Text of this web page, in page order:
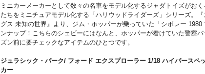
ミニカーメーカーとして数々の名車をモデル化するジャダトイズがお
たちをミニチュアモデル化する「ハリウッドライダーズ」シリーズ。
グス 未知の世界』より、ジム・ホッパーが乗っていた「シボレー 1980
ンナップ！こちらのシェビーにはなんと、ホッパーが着けていた警察
ズン前に要チェックなアイテムのひとつです。
ジュラシック・パーク/ フォード エクスプローラー 1/18 ハイパースペ
カー